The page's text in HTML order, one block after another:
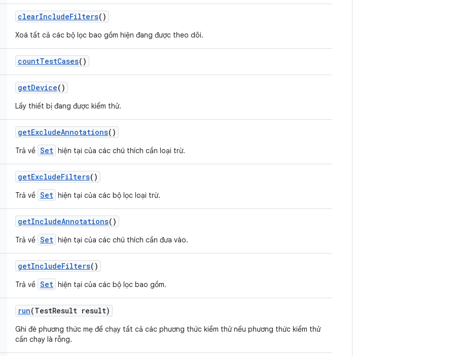
clearIncludeFilters()
Xoá tất cả các bộ lọc bao gồm hiện đang được theo dõi.
countTestCases()
getDevice()
Lấy thiết bị đang được kiểm thử.
getExcludeAnnotations()
Trả về Set hiện tại của các chú thích cần loại trừ.
getExcludeFilters()
Trả về Set hiện tại của các bộ lọc loại trừ.
getIncludeAnnotations()
Trả về Set hiện tại của các chú thích cần đưa vào.
getIncludeFilters()
Trả về Set hiện tại của các bộ lọc bao gồm.
run(TestResult result)
Ghi đè phương thức mẹ để chạy tất cả các phương thức kiểm thử nếu phương thức kiểm thử
cần chạy là rỗng.